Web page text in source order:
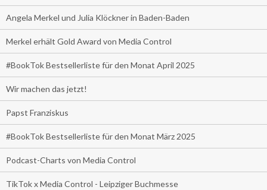
Angela Merkel und Julia Klöckner in Baden-Baden
Merkel erhält Gold Award von Media Control
#BookTok Bestsellerliste für den Monat April 2025
Wir machen das jetzt!
Papst Franziskus
#BookTok Bestsellerliste für den Monat März 2025
Podcast-Charts von Media Control
TikTok x Media Control - Leipziger Buchmesse